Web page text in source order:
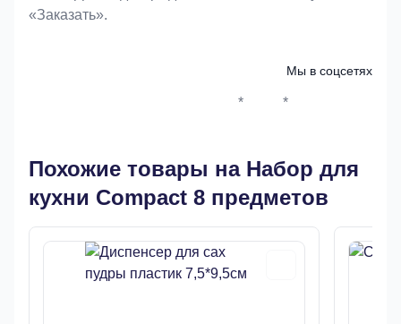
«Заказать».
Мы в соцсетях
* *
Похожие товары на Набор для
кухни Compact 8 предметов